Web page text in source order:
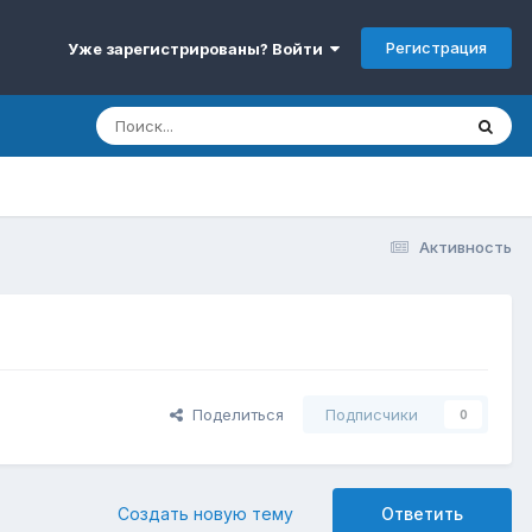
Уже зарегистрированы? Войти Регистрация
Активность
Поделиться Подписчики 0
Ответить
Создать новую тему